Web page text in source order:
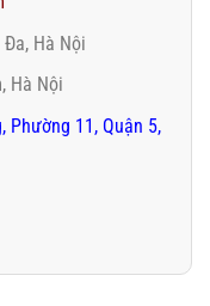
Hà Nội
Hà Nội
Phường 11, Quận 5,